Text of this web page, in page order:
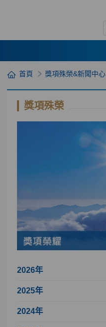
首頁 獎項殊榮&新聞中心
獎項殊榮
2026年
2025年
2024年